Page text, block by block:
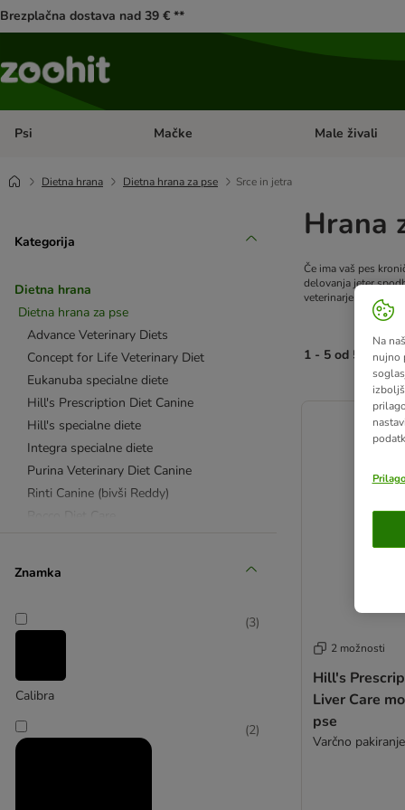
Brezplačna dostava nad 39 € **
Psi Odprite meni kategorij: Psi
Mačke Odprite meni
Male živali
Dietna hrana Dietna hrana za pse Srce in jetra
Kategorija
Dietna hrana
Dietna hrana za pse
Advance Veterinary Diets
Concept for Life Veterinary Diet
Eukanuba specialne diete
Hill's Prescription Diet Canine
Hill's specialne diete
Integra specialne diete
Purina Veterinary Diet Canine
Rinti Canine (bivši Reddy)
Diabetes
Koža in dlaka
Prekomerna teža
Nega zob
Znamka
Calibra
(3)
(2)
Hrana
Če ima vaš pes
delovanja jeter
veterinarjem.
1 - 5 od 5
product items
2 možnosti
Hill's
Liver Care
pse
Varčno
Na
nujno